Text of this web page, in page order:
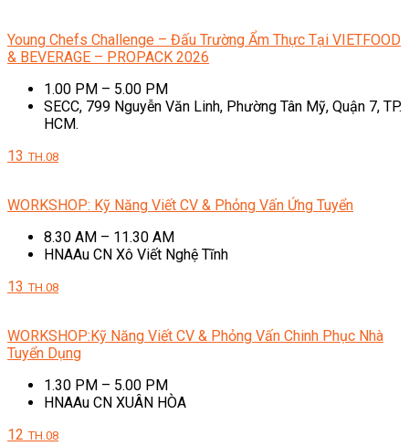
Young Chefs Challenge – Đấu Trường Ẩm Thực Tại VIETFOOD
& BEVERAGE – PROPACK 2026
1.00 PM – 5.00 PM
SECC, 799 Nguyễn Văn Linh, Phường Tân Mỹ, Quận 7, TP.
HCM.
13 TH.08
WORKSHOP: Kỹ Năng Viết CV & Phỏng Vấn Ứng Tuyển
8.30 AM – 11.30 AM
HNAAu CN Xô Viết Nghệ Tĩnh
13 TH.08
WORKSHOP:Kỹ Năng Viết CV & Phỏng Vấn Chinh Phục Nhà
Tuyển Dụng
1.30 PM – 5.00 PM
HNAAu CN XUÂN HÒA
12 TH.08